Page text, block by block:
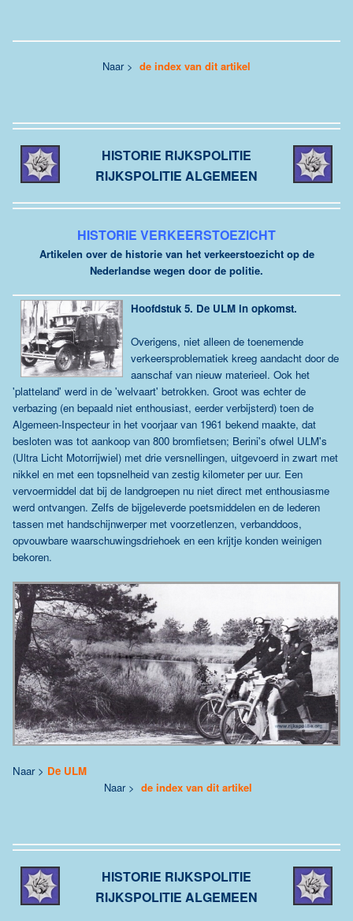
Naar > de index van dit artikel
HISTORIE RIJKSPOLITIE
RIJKSPOLITIE ALGEMEEN
HISTORIE VERKEERSTOEZICHT
Artikelen over de historie van het verkeerstoezicht op de
Nederlandse wegen door de politie.
Hoofdstuk 5. De ULM in opkomst.
Overigens, niet alleen de toenemende
verkeersproblematiek kreeg aandacht door de
aanschaf van nieuw materieel. Ook het
'platteland' werd in de 'welvaart' betrokken. Groot was echter de
verbazing (en bepaald niet enthousiast, eerder verbijsterd) toen de
Algemeen-Inspecteur in het voorjaar van 1961 bekend maakte, dat
besloten was tot aankoop van 800 bromfietsen; Berini's ofwel ULM's
(Ultra Licht Motorrijwiel) met drie versnellingen, uitgevoerd in zwart met
nikkel en met een topsnelheid van zestig kilometer per uur. Een
vervoermiddel dat bij de landgroepen nu niet direct met enthousiasme
werd ontvangen. Zelfs de bijgeleverde poetsmiddelen en de lederen
tassen met handschijnwerper met voorzetlenzen, verbanddoos,
opvouwbare waarschuwingsdriehoek en een krijtje konden weinigen
bekoren.
Naar > De ULM
Naar > de index van dit artikel
HISTORIE RIJKSPOLITIE
RIJKSPOLITIE ALGEMEEN